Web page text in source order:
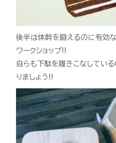
後半は体幹を鍛えるのに有効
ワークショップ!!
自らも下駄を履きこなしてい
りましょう!!